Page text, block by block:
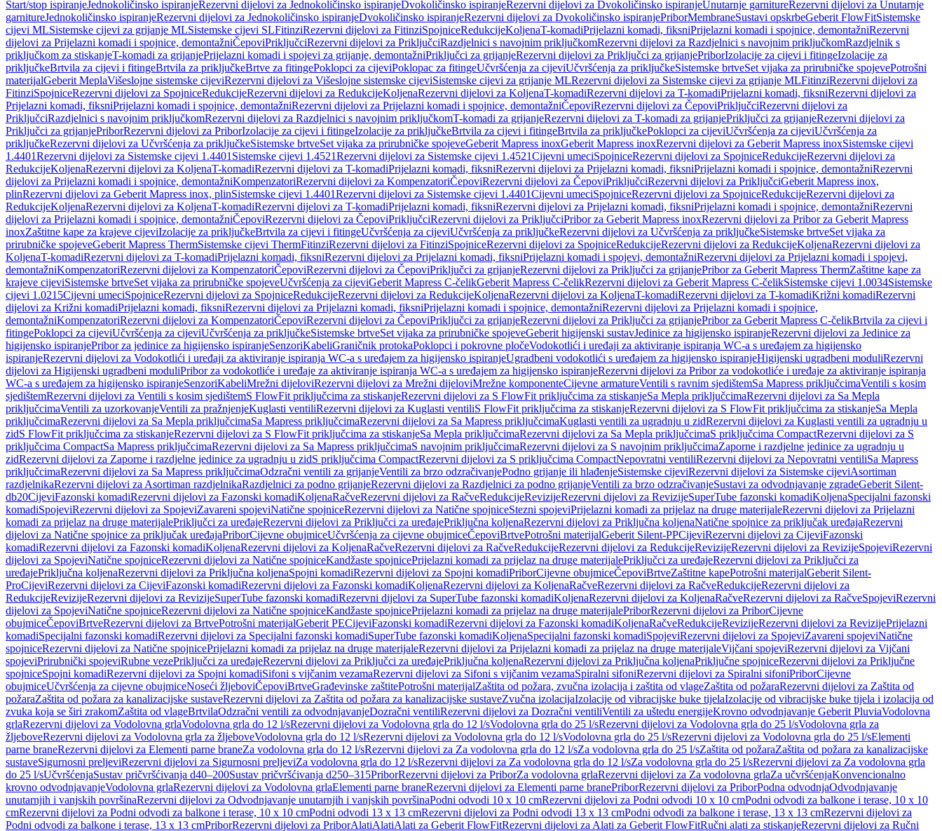
Start/stop ispiranjeJednokoličinsko ispiranjeRezervni dijelovi za Jednokoličinsko ispiranjeDvokoličinsko ispiranjeRezervni dijelovi za Dvokoličinsko ispiranjeUnutarnje garnitureRezervni dijelovi za Unutarnje
garnitureJednokoličinsko ispiranjeRezervni dijelovi za Jednokoličinsko ispiranjeDvokoličinsko ispiranjeRezervni dijelovi za Dvokoličinsko ispiranjePriborMembraneSustavi opskrbeGeberit FlowFitSistemske
cijevi MLSistemske cijevi za grijanje MLSistemske cijevi SLFitinziRezervni dijelovi za FitinziSpojniceRedukcijeKoljenaT-komadiPrijelazni komadi, fiksniPrijelazni komadi i spojnice, demontažniRezervni
dijelovi za Prijelazni komadi i spojnice, demontažniČepoviPriključciRezervni dijelovi za PriključciRazdjelnici s navojnim priključkomRezervni dijelovi za Razdjelnici s navojnim priključkomRazdjelnik s
priključkom za stiskanjeT-komadi za grijanjePrijelazni komadi i spojevi za grijanje, demontažniPriključci za grijanjeRezervni dijelovi za Priključci za grijanjePriborIzolacije za cijevi i fitingeIzolacije za
priključkeBrtvila za cijevi i fitingeBrtvila za priključkeBrtve za fitingePoklopci za cijeviPoklopac za fitingeUčvršćenja za cijeviUčvršćenja za priključkeSistemske brtveSet vijaka za prirubničke spojevePotrošni
materijalGeberit MeplaVišeslojne sistemske cijeviRezervni dijelovi za Višeslojne sistemske cijeviSistemske cijevi za grijanje MLRezervni dijelovi za Sistemske cijevi za grijanje MLFitinziRezervni dijelovi za
FitinziSpojniceRezervni dijelovi za SpojniceRedukcijeRezervni dijelovi za RedukcijeKoljenaRezervni dijelovi za KoljenaT-komadiRezervni dijelovi za T-komadiPrijelazni komadi, fiksniRezervni dijelovi za
Prijelazni komadi, fiksniPrijelazni komadi i spojnice, demontažniRezervni dijelovi za Prijelazni komadi i spojnice, demontažniČepoviRezervni dijelovi za ČepoviPriključciRezervni dijelovi za
PriključciRazdjelnici s navojnim priključkomRezervni dijelovi za Razdjelnici s navojnim priključkomT-komadi za grijanjeRezervni dijelovi za T-komadi za grijanjePriključci za grijanjeRezervni dijelovi za
Priključci za grijanjePriborRezervni dijelovi za PriborIzolacije za cijevi i fitingeIzolacije za priključkeBrtvila za cijevi i fitingeBrtvila za priključkePoklopci za cijeviUčvršćenja za cijeviUčvršćenja za
priključkeRezervni dijelovi za Učvršćenja za priključkeSistemske brtveSet vijaka za prirubničke spojeveGeberit Mapress inoxGeberit Mapress inoxRezervni dijelovi za Geberit Mapress inoxSistemske cijevi
1.4401Rezervni dijelovi za Sistemske cijevi 1.4401 Sistemske cijevi 1.4521Rezervni dijelovi za Sistemske cijevi 1.4521Cijevni umeciSpojniceRezervni dijelovi za SpojniceRedukcijeRezervni dijelovi za
RedukcijeKoljenaRezervni dijelovi za KoljenaT-komadiRezervni dijelovi za T-komadiPrijelazni komadi, fiksniRezervni dijelovi za Prijelazni komadi, fiksniPrijelazni komadi i spojnice, demontažniRezervni
dijelovi za Prijelazni komadi i spojnice, demontažniKompenzatoriRezervni dijelovi za KompenzatoriČepoviRezervni dijelovi za ČepoviPriključciRezervni dijelovi za PriključciGeberit Mapress inox,
plinRezervni dijelovi za Geberit Mapress inox, plinSistemske cijevi 1.4401Rezervni dijelovi za Sistemske cijevi 1.4401Cijevni umeciSpojniceRezervni dijelovi za SpojniceRedukcijeRezervni dijelovi za
RedukcijeKoljenaRezervni dijelovi za KoljenaT-komadiRezervni dijelovi za T-komadiPrijelazni komadi, fiksniRezervni dijelovi za Prijelazni komadi, fiksniPrijelazni komadi i spojnice, demontažniRezervni
dijelovi za Prijelazni komadi i spojnice, demontažniČepoviRezervni dijelovi za ČepoviPriključciRezervni dijelovi za PriključciPribor za Geberit Mapress inoxRezervni dijelovi za Pribor za Geberit Mapress
inoxZaštitne kape za krajeve cijeviIzolacije za priključkeBrtvila za cijevi i fitingeUčvršćenja za cijeviUčvršćenja za priključkeRezervni dijelovi za Učvršćenja za priključkeSistemske brtveSet vijaka za
prirubničke spojeveGeberit Mapress ThermSistemske cijevi ThermFitinziRezervni dijelovi za FitinziSpojniceRezervni dijelovi za SpojniceRedukcijeRezervni dijelovi za RedukcijeKoljenaRezervni dijelovi za
KoljenaT-komadiRezervni dijelovi za T-komadiPrijelazni komadi, fiksniRezervni dijelovi za Prijelazni komadi, fiksniPrijelazni komadi i spojevi, demontažniRezervni dijelovi za Prijelazni komadi i spojevi,
demontažniKompenzatoriRezervni dijelovi za KompenzatoriČepoviRezervni dijelovi za ČepoviPriključci za grijanjeRezervni dijelovi za Priključci za grijanjePribor za Geberit Mapress ThermZaštitne kape za
krajeve cijeviSistemske brtveSet vijaka za prirubničke spojeveUčvršćenja za cijeviGeberit Mapress C-čelikGeberit Mapress C-čelikRezervni dijelovi za Geberit Mapress C-čelikSistemske cijevi 1.0034Sistemske
cijevi 1.0215Cijevni umeciSpojniceRezervni dijelovi za SpojniceRedukcijeRezervni dijelovi za RedukcijeKoljenaRezervni dijelovi za KoljenaT-komadiRezervni dijelovi za T-komadiKrižni komadiRezervni
dijelovi za Križni komadiPrijelazni komadi, fiksniRezervni dijelovi za Prijelazni komadi, fiksniPrijelazni komadi i spojnice, demontažniRezervni dijelovi za Prijelazni komadi i spojnice,
demontažniKompenzatoriRezervni dijelovi za KompenzatoriČepoviRezervni dijelovi za ČepoviPriključci za grijanjeRezervni dijelovi za Priključci za grijanjePribor za Geberit Mapress C-čelikBrtvila za cijevi i
fitingePoklopci za cijeviUčvršćenja za cijeviUčvršćenja za priključkeSistemske brtveSet vijaka za prirubničke spojeveGeberit higijenski sustavJedinice za higijensko ispiranjeRezervni dijelovi za Jedinice za
higijensko ispiranjePribor za jedinice za higijensko ispiranjeSenzoriKabeliGraničnik protokaPoklopci i pokrovne pločeVodokotlići i uređaji za aktiviranje ispiranja WC-a s uređajem za higijensko
ispiranjeRezervni dijelovi za Vodokotlići i uređaji za aktiviranje ispiranja WC-a s uređajem za higijensko ispiranjeUgradbeni vodokotlići s uređajem za higijensko ispiranjeHigijenski ugradbeni moduliRezervni
dijelovi za Higijenski ugradbeni moduliPribor za vodokotliće i uređaje za aktiviranje ispiranja WC-a s uređajem za higijensko ispiranjeRezervni dijelovi za Pribor za vodokotliće i uređaje za aktiviranje ispiranja
WC-a s uređajem za higijensko ispiranjeSenzoriKabeliMrežni dijeloviRezervni dijelovi za Mrežni dijeloviMrežne komponenteCijevne armatureVentili s ravnim sjedištemSa Mapress priključcimaVentili s kosim
sjedištemRezervni dijelovi za Ventili s kosim sjedištemS FlowFit priključcima za stiskanjeRezervni dijelovi za S FlowFit priključcima za stiskanjeSa Mepla priključcimaRezervni dijelovi za Sa Mepla
priključcimaVentili za uzorkovanjeVentili za pražnjenjeKuglasti ventiliRezervni dijelovi za Kuglasti ventiliS FlowFit priključcima za stiskanjeRezervni dijelovi za S FlowFit priključcima za stiskanjeSa Mepla
priključcimaRezervni dijelovi za Sa Mepla priključcimaSa Mapress priključcimaRezervni dijelovi za Sa Mapress priključcimaKuglasti ventili za ugradnju u zidRezervni dijelovi za Kuglasti ventili za ugradnju u
zidS FlowFit priključcima za stiskanjeRezervni dijelovi za S FlowFit priključcima za stiskanjeSa Mepla priključcimaRezervni dijelovi za Sa Mepla priključcimaS priključcima CompactRezervni dijelovi za S
priključcima CompactSa Mapress priključcimaRezervni dijelovi za Sa Mapress priključcimaS navojnim priključcimaRezervni dijelovi za S navojnim priključcimaZaporne i razdjelne jedinice za ugradnju u
zidRezervni dijelovi za Zaporne i razdjelne jedinice za ugradnju u zidS priključcima CompactRezervni dijelovi za S priključcima CompactNepovratni ventiliRezervni dijelovi za Nepovratni ventiliSa Mapress
priključcimaRezervni dijelovi za Sa Mapress priključcimaOdzračni ventili za grijanjeVentili za brzo odzračivanjePodno grijanje ili hlađenjeSistemske cijeviRezervni dijelovi za Sistemske cijeviAsortiman
razdjelnikaRezervni dijelovi za Asortiman razdjelnikaRazdjelnici za podno grijanjeRezervni dijelovi za Razdjelnici za podno grijanjeVentili za brzo odzračivanjeSustavi za odvodnjavanje zgradeGeberit Silent-
db20CijeviFazonski komadiRezervni dijelovi za Fazonski komadiKoljenaRačveRezervni dijelovi za RačveRedukcijeRevizijeRezervni dijelovi za RevizijeSuperTube fazonski komadiKoljenaSpecijalni fazonski
komadiSpojeviRezervni dijelovi za SpojeviZavareni spojeviNatične spojniceRezervni dijelovi za Natične spojniceStezni spojeviPrijelazni komadi za prijelaz na druge materijaleRezervni dijelovi za Prijelazni
komadi za prijelaz na druge materijalePriključci za uređajeRezervni dijelovi za Priključci za uređajePriključna koljenaRezervni dijelovi za Priključna koljenaNatične spojnice za priključak uređajaRezervni
dijelovi za Natične spojnice za priključak uređajaPriborCijevne obujmiceUčvršćenja za cijevne obujmiceČepoviBrtvePotrošni materijalGeberit Silent-PPCijeviRezervni dijelovi za CijeviFazonski
komadiRezervni dijelovi za Fazonski komadiKoljenaRezervni dijelovi za KoljenaRačveRezervni dijelovi za RačveRedukcijeRezervni dijelovi za RedukcijeRevizijeRezervni dijelovi za RevizijeSpojeviRezervni
dijelovi za SpojeviNatične spojniceRezervni dijelovi za Natične spojniceKandžaste spojnicePrijelazni komadi za prijelaz na druge materijalePriključci za uređajeRezervni dijelovi za Priključci za
uređajePriključna koljenaRezervni dijelovi za Priključna koljenaSpojni komadiRezervni dijelovi za Spojni komadiPriborCijevne obujmiceČepoviBrtveZaštitne kapePotrošni materijalGeberit Silent-
ProCijeviRezervni dijelovi za CijeviFazonski komadiRezervni dijelovi za Fazonski komadiKoljenaRezervni dijelovi za KoljenaRačveRezervni dijelovi za RačveRedukcijeRezervni dijelovi za
RedukcijeRevizijeRezervni dijelovi za RevizijeSuperTube fazonski komadiRezervni dijelovi za SuperTube fazonski komadiKoljenaRezervni dijelovi za KoljenaRačveRezervni dijelovi za RačveSpojeviRezervni
dijelovi za SpojeviNatične spojniceRezervni dijelovi za Natične spojniceKandžaste spojnicePrijelazni komadi za prijelaz na druge materijalePriborRezervni dijelovi za PriborCijevne
obujmiceČepoviBrtveRezervni dijelovi za BrtvePotrošni materijalGeberit PECijeviFazonski komadiRezervni dijelovi za Fazonski komadiKoljenaRačveRedukcijeRevizijeRezervni dijelovi za RevizijePrijelazni
komadiSpecijalni fazonski komadiRezervni dijelovi za Specijalni fazonski komadiSuperTube fazonski komadiKoljenaSpecijalni fazonski komadiSpojeviRezervni dijelovi za SpojeviZavareni spojeviNatične
spojniceRezervni dijelovi za Natične spojnicePrijelazni komadi za prijelaz na druge materijaleRezervni dijelovi za Prijelazni komadi za prijelaz na druge materijaleVijčani spojeviRezervni dijelovi za Vijčani
spojeviPrirubnički spojeviRubne vezePriključci za uređajeRezervni dijelovi za Priključci za uređajePriključna koljenaRezervni dijelovi za Priključna koljenaPriključne spojniceRezervni dijelovi za Priključne
spojniceSpojni komadiRezervni dijelovi za Spojni komadiSifoni s vijčanim vezamaRezervni dijelovi za Sifoni s vijčanim vezamaSpiralni sifoniRezervni dijelovi za Spiralni sifoniPriborCijevne
obujmiceUčvršćenja za cijevne obujmiceNoseći žljeboviČepoviBrtveGrađevinske zaštitePotrošni materijalZaštita od požara, zvučna izolacija i zaštita od vlageZaštita od požaraRezervni dijelovi za Zaštita od
požaraZaštita od požara za kanalizacijske sustaveRezervni dijelovi za Zaštita od požara za kanalizacijske sustaveZvučna izolacijaIzolacije od vibracijske buke tijelaIzolacije od vibracijske buke tijela i izolacija od
zvuka koja se širi zrakomZaštita od vlageBrtvilaOdzračni ventili za odvodnjavanjeDozračni ventiliRezervni dijelovi za Dozračni ventiliVentili za uštedu energijeKrovno odvodnjavanje Geberit PluviaVodolovna
grlaRezervni dijelovi za Vodolovna grlaVodolovna grla do 12 l/sRezervni dijelovi za Vodolovna grla do 12 l/sVodolovna grla do 25 l/sRezervni dijelovi za Vodolovna grla do 25 l/sVodolovna grla za
žljeboveRezervni dijelovi za Vodolovna grla za žljeboveVodolovna grla do 12 l/sRezervni dijelovi za Vodolovna grla do 12 l/sVodolovna grla do 25 l/sRezervni dijelovi za Vodolovna grla do 25 l/sElementi
parne braneRezervni dijelovi za Elementi parne braneZa vodolovna grla do 12 l/sRezervni dijelovi za Za vodolovna grla do 12 l/sZa vodolovna grla do 25 l/sZaštita od požaraZaštita od požara za kanalizacijske
sustaveSigurnosni preljeviRezervni dijelovi za Sigurnosni preljeviZa vodolovna grla do 12 l/sRezervni dijelovi za Za vodolovna grla do 12 l/sZa vodolovna grla do 25 l/sRezervni dijelovi za Za vodolovna grla
do 25 l/sUčvršćenjaSustav pričvršćivanja d40–200Sustav pričvršćivanja d250–315PriborRezervni dijelovi za PriborZa vodolovna grlaRezervni dijelovi za Za vodolovna grlaZa učvršćenjaKonvencionalno
krovno odvodnjavanjeVodolovna grlaRezervni dijelovi za Vodolovna grlaElementi parne braneRezervni dijelovi za Elementi parne branePriborRezervni dijelovi za PriborPodna odvodnjaOdvodnjavanje
unutarnjih i vanjskih površinaRezervni dijelovi za Odvodnjavanje unutarnjih i vanjskih površinaPodni odvodi 10 x 10 cmRezervni dijelovi za Podni odvodi 10 x 10 cmPodni odvodi za balkone i terase, 10 x 10
cmRezervni dijelovi za Podni odvodi za balkone i terase, 10 x 10 cmPodni odvodi 13 x 13 cmRezervni dijelovi za Podni odvodi 13 x 13 cmPodni odvodi za balkone i terase, 13 x 13 cmRezervni dijelovi za
Podni odvodi za balkone i terase, 13 x 13 cmPriborRezervni dijelovi za PriborAlatiAlatiAlati za Geberit FlowFitRezervni dijelovi za Alati za Geberit FlowFitRučni alati za stiskanjeRezervni dijelovi za Ručni